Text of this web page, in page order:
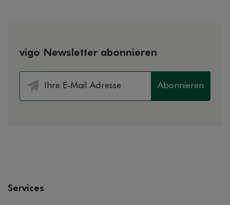
vigo Newsletter abonnieren
Abonnieren
Services